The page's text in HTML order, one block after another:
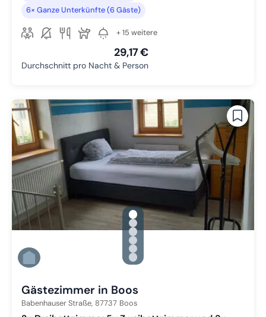
6× Ganze Unterkünfte (6 Gäste)
+ 15 weitere
29,17 €
Durchschnitt pro Nacht & Person
gallery.slide_selector
Zu Slide 1 wechseln
Zu Slide 2 wechseln
Zu Slide 3 wechseln
Zu Slide 4 wechseln
Zu Slide 5 wechseln
Zu Slide 6 wechseln
Gästezimmer in Boos
Babenhauser Straße, 87737 Boos